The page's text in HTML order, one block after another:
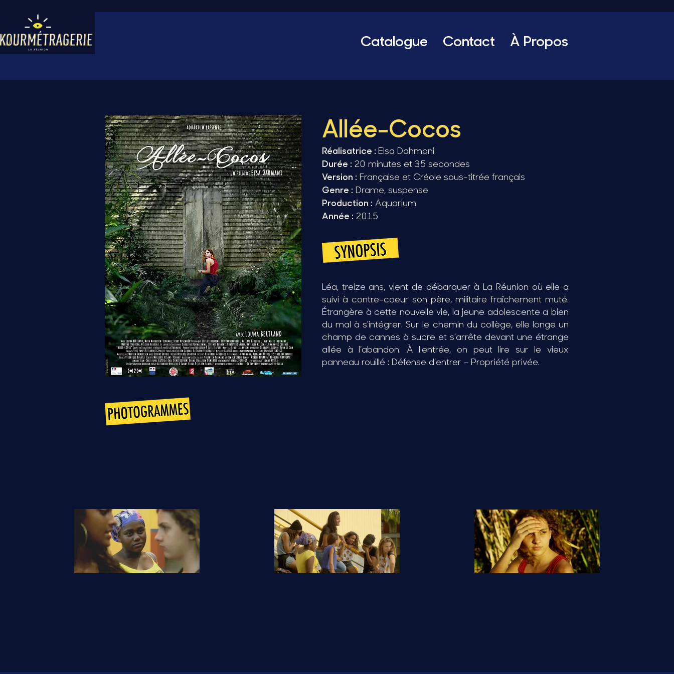
Catalogue Contact À Propos
Allée-Cocos
Réalisatrice : Elsa Dahmani
Durée : 20 minutes et 35 secondes
Version : Française et Créole sous-titrée français
Genre : Drame, suspense
Production : Aquarium
Année : 2015
Léa, treize ans, vient de débarquer à La Réunion où elle a
suivi à contre-coeur son père, militaire fraîchement muté.
Étrangère à cette nouvelle vie, la jeune adolescente a bien
du mal à s'intégrer. Sur le chemin du collège, elle longe un
champ de cannes à sucre et s'arrête devant une étrange
allée à l’abandon. À l'entrée, on peut lire sur le vieux
panneau rouillé : Défense d’entrer – Propriété privée.